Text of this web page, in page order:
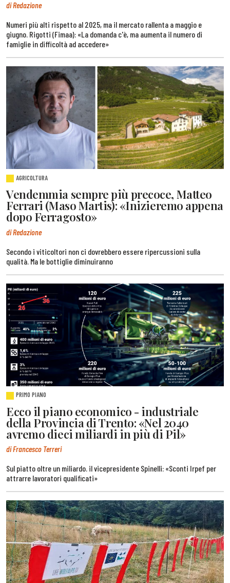
di Redazione
Numeri più alti rispetto al 2025, ma il mercato rallenta a maggio e
giugno. Rigotti (Fimaa): «La domanda c'è, ma aumenta il numero di
famiglie in difficoltà ad accedere»
AGRICOLTURA
Vendemmia sempre più precoce, Matteo
Ferrari (Maso Martis): «Inizieremo appena
dopo Ferragosto»
di Redazione
Secondo i viticoltori non ci dovrebbero essere ripercussioni sulla
qualità. Ma le bottiglie diminuiranno
PRIMO PIANO
Ecco il piano economico - industriale
della Provincia di Trento: «Nel 2040
avremo dieci miliardi in più di Pil»
di Francesco Terreri
Sul piatto oltre un miliardo. il vicepresidente Spinelli: «Sconti Irpef per
attrarre lavoratori qualificati»